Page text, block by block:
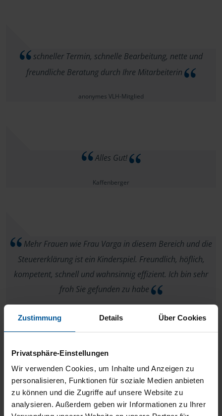
Zustimmung Details Über Cookies
Privatsphäre-Einstellungen
Wir verwenden Cookies, um Inhalte und Anzeigen zu
personalisieren, Funktionen für soziale Medien anbieten
zu können und die Zugriffe auf unsere Website zu
analysieren. Außerdem geben wir Informationen zu Ihrer
schneller Termin, schnelle Bearbeitung, nette und
freundliche Beratung durch Ihre Mitarbeiterin
anonymes VLH-Mitglied
Alles Gut!
Kaffenberger
Mehr Frauen wie Frau Varga in diesem Bereich und die
Steuererklärung ist ein Kinderspiel. Freundlich, höflich,
kompetent, schnell und wahnsinnig effizient. Ich bin sehr
froh Sie gefunden zu habe
anonymes VLH-Mitglied
volle Zufriedenheit
anonymes VLH-Mitglied